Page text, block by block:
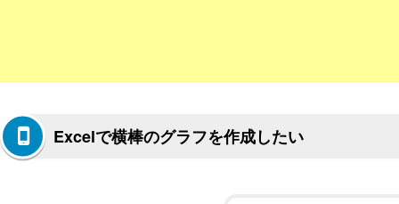
Excelで横棒のグラフを作成したい